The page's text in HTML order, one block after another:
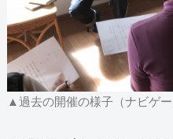
▲過去の開催の様子（ナビゲー